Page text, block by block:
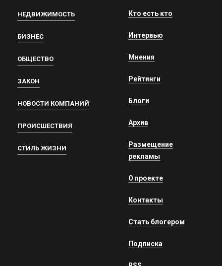
НЕДВИЖИМОСТЬ
БИЗНЕС
ОБЩЕСТВО
ЗАКОН
НОВОСТИ КОМПАНИЙ
ПРОИСШЕСТВИЯ
СТИЛЬ ЖИЗНИ
Кто есть кто
Интервью
Мнения
Рейтинги
Блоги
Архив
Размещение
рекламы
О проекте
Контакты
Стать блогером
Подписка